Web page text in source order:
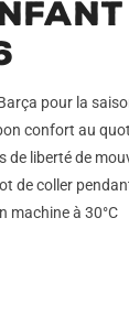
pour la
confort au
de liberté de
de coller
machine à 30°C